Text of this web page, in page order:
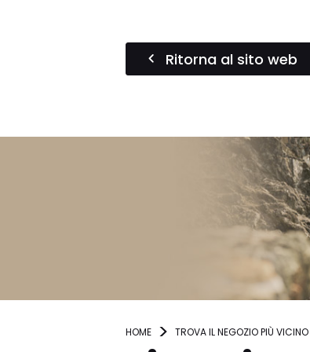
Ritorna al sito web
HOME TROVA IL NEGOZIO PIÙ VICINO